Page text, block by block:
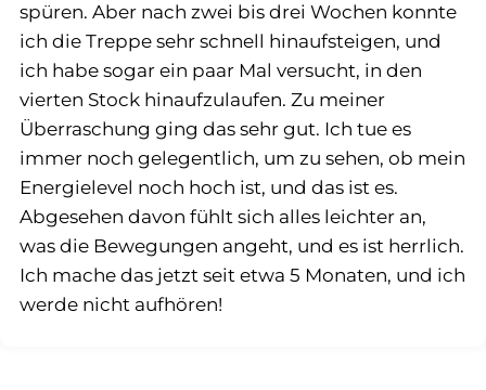
spüren. Aber nach zwei bis drei Wochen konnte
ich die Treppe sehr schnell hinaufsteigen, und
ich habe sogar ein paar Mal versucht, in den
vierten Stock hinaufzulaufen. Zu meiner
Überraschung ging das sehr gut. Ich tue es
immer noch gelegentlich, um zu sehen, ob mein
Energielevel noch hoch ist, und das ist es.
Abgesehen davon fühlt sich alles leichter an,
was die Bewegungen angeht, und es ist herrlich.
Ich mache das jetzt seit etwa 5 Monaten, und ich
werde nicht aufhören!